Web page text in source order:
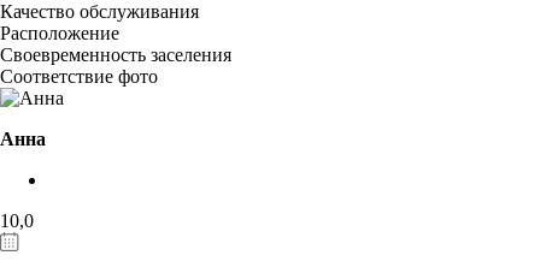
Качество обслуживания
Расположение
Своевременность заселения
Соответствие фото
Анна
10,0